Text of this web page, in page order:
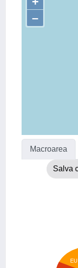
–
Macroarea
Salva
EU